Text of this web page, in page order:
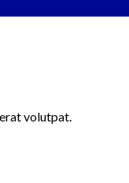
volutpat.